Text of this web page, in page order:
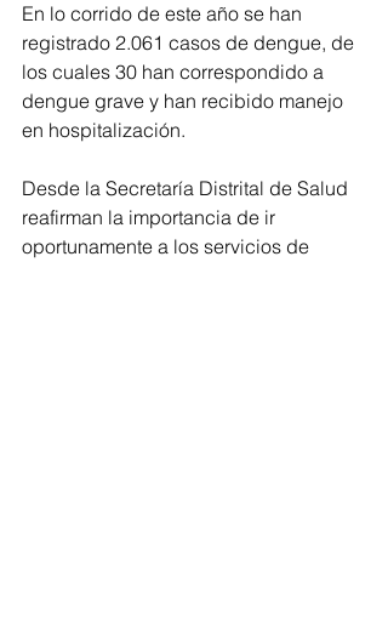
En lo corrido de este año se han
registrado 2.061 casos de dengue, de
los cuales 30 han correspondido a
dengue grave y han recibido manejo
en hospitalización.
Desde la Secretaría Distrital de Salud
reafirman la importancia de ir
oportunamente a los servicios de